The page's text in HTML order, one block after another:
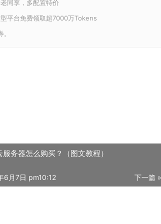
同享，多配置特价
平台免费领取超7000万Tokens
服务器怎么购买？（图文教程）
下一篇 »
6月7日 pm10:12